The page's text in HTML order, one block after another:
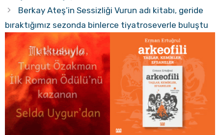
Berkay Ateş’in Sessizliği Vurun adı kitabı, geride
bıraktığımız sezonda binlerce tiyatroseverle buluştu